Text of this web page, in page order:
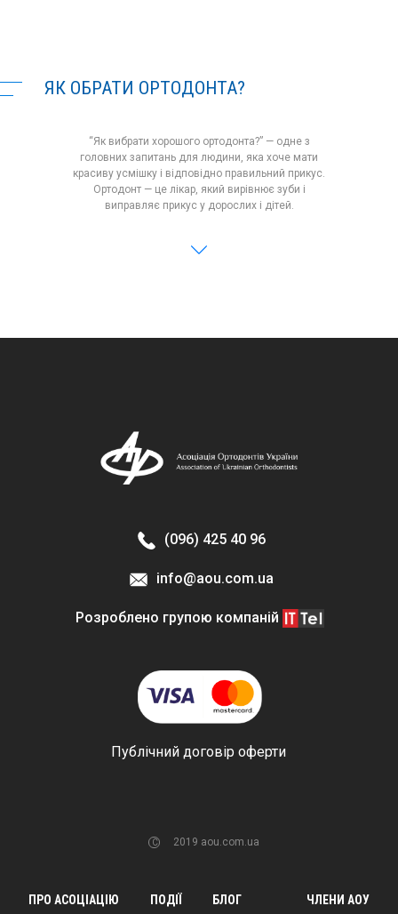
ОСОБИСТИЙ КАБІНЕТ
ЯК ОБРАТИ ОРТОДОНТА?
“Як вибрати хорошого ортодонта?” — одне з
головних запитань для людини, яка хоче мати
красиву усмішку і відповідно правильний прикус.
Ортодонт — це лікар, який вирівнює зуби і
виправляє прикус у дорослих і дітей.
інтелектуальною з усіх стоматологічних
(інших ортодонтів). 6. Застосовує
міждисциплінарний підхід до лікування.
Це, звичайно, не всі критерії вибору хорошого
регіоні. Асоціація ортодонтів України захищає
інтереси лікарів та пацієнтів шляхом
(096) 425 40 96
info@aou.com.ua
Розроблено групою компаній
Публічний договір оферти
C 2019 aou.com.ua
ПРО АСОЦІАЦІЮ ПОДІЇ БЛОГ ЧЛЕНИ АОУ